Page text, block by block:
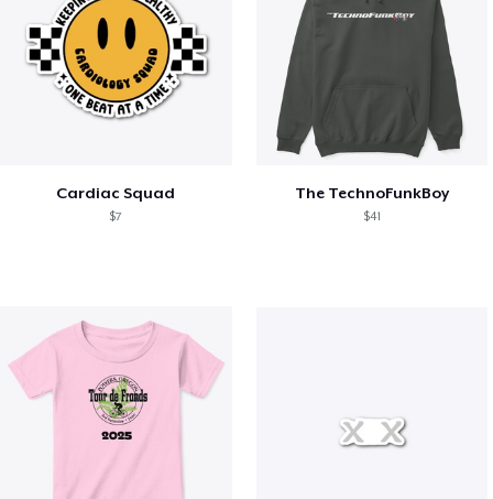
Cardiac Squad
$7
The TechnoFunkBoy
$41